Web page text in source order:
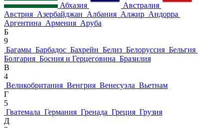
Абхазия
Австралия
Австрия Азербайджан Албания Алжир Андорра
Аргентина Армения Аруба
Б
9
Багамы Барбадос Бахрейн Белиз Белоруссия Бельгия
Болгария Босния и Герцеговина Бразилия
В
4
Великобритания Венгрия Венесуэла Вьетнам
Г
5
Гватемала Германия Гренада Греция Грузия
Д